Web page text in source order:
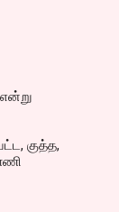
குத்த,